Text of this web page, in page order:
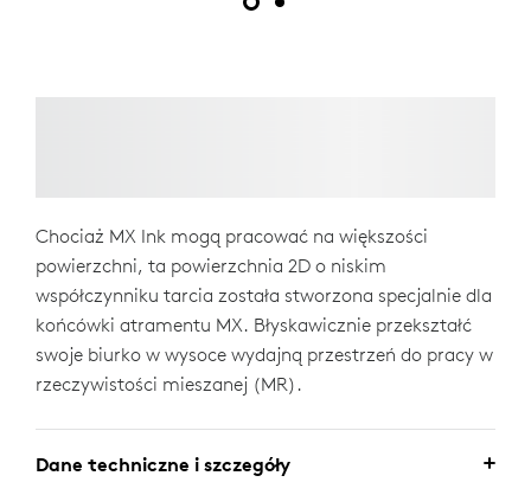
Chociaż MX Ink mogą pracować na większości
powierzchni, ta powierzchnia 2D o niskim
współczynniku tarcia została stworzona specjalnie dla
końcówki atramentu MX. Błyskawicznie przekształć
swoje biurko w wysoce wydajną przestrzeń do pracy w
rzeczywistości mieszanej (MR).
Dane techniczne i szczegóły